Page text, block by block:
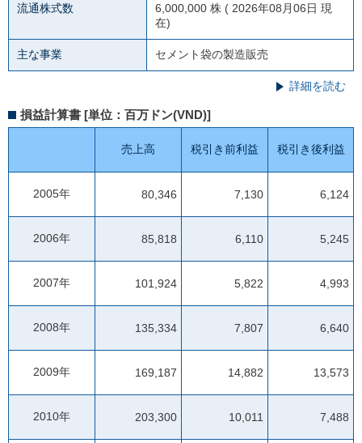
流通株式数
6,000,000 株 ( 2026年08月06日 現
在)
主な事業 セメント袋の製造販売
詳細を読む
損益計算書 [単位：百万ドン(VND)]
売上高 税引き前利益 税引き後利益
2005年 80,346 7,130 6,124
2006年 85,818 6,110 5,245
2007年 101,924 5,822 4,993
2008年 135,334 7,807 6,640
2009年 169,187 14,882 13,573
2010年 203,300 10,011 7,488